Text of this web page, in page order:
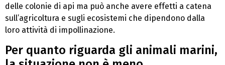
delle colonie di api ma può anche avere effetti a catena
sull’agricoltura e sugli ecosistemi che dipendono dalla
loro attività di impollinazione.
Per quanto riguarda gli animali marini,